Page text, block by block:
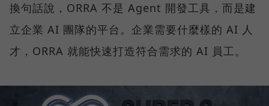
換句話說，ORRA 不是 Agent 開發工具，而是建
立企業 AI 團隊的平台。企業需要什麼樣的 AI 人
才，ORRA 就能快速打造符合需求的 AI 員工。